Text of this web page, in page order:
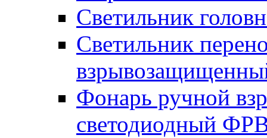
Светильник
Светильник
Фонарь ручной
светодиодный